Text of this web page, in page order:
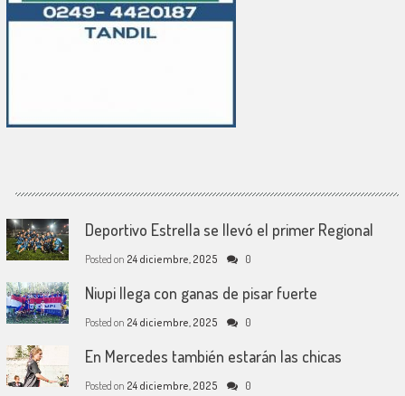
Deportivo Estrella se llevó el primer Regional
Posted on 24 diciembre, 2025 0
Niupi llega con ganas de pisar fuerte
Posted on 24 diciembre, 2025 0
En Mercedes también estarán las chicas
Posted on 24 diciembre, 2025 0